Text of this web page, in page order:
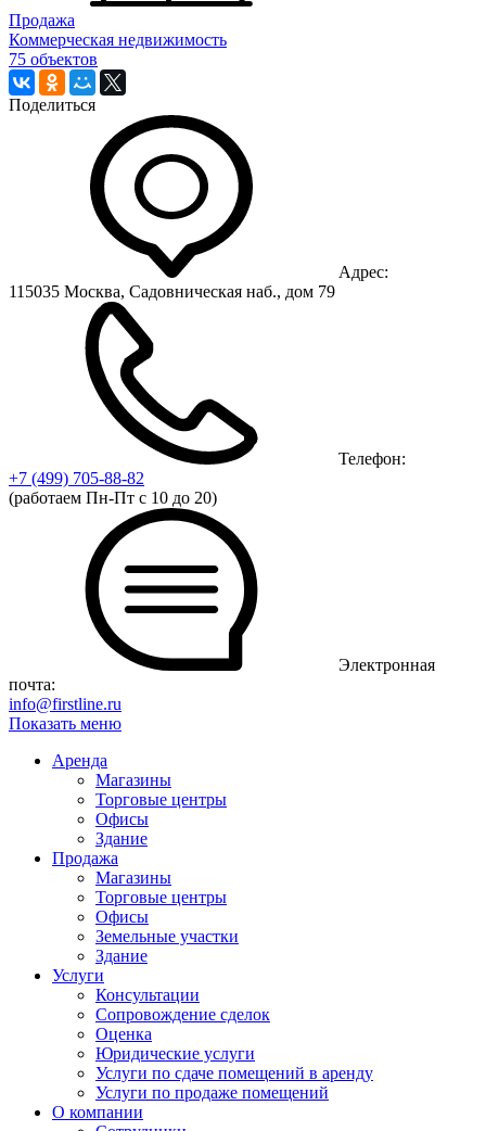
Продажа
Коммерческая недвижимость
75 объектов
Поделиться
Адрес:
115035 Москва, Садовническая наб., дом 79
Телефон:
+7 (499) 705-88-82
(работаем Пн-Пт с 10 до 20)
Электронная
почта:
info@firstline.ru
Показать меню
Аренда
Магазины
Торговые центры
Офисы
Здание
Продажа
Магазины
Торговые центры
Офисы
Земельные участки
Здание
Услуги
Консультации
Сопровождение сделок
Оценка
Юридические услуги
Услуги по сдаче помещений в аренду
Услуги по продаже помещений
О компании